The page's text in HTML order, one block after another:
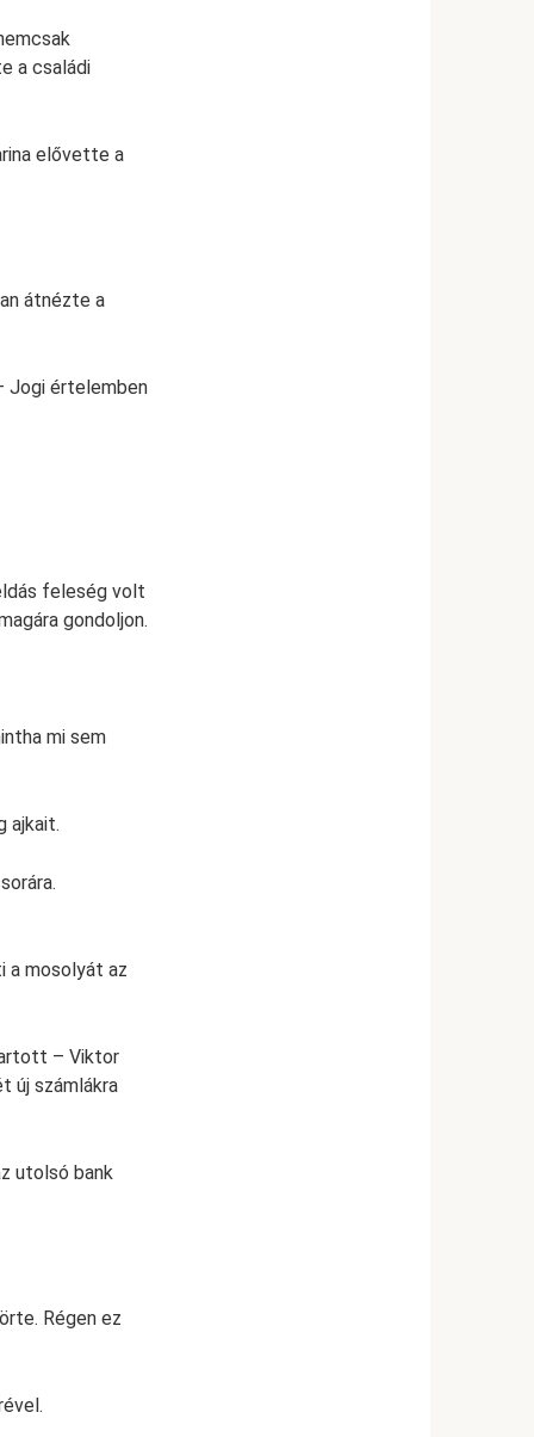
a családi
elővette a
átnézte a
Jogi értelemben
feleség volt
gondoljon.
mi sem
ajkait.
a mosolyát az
– Viktor
új számlákra
utolsó bank
Régen ez